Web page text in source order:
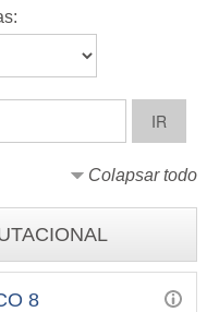
Colapsar todo
8